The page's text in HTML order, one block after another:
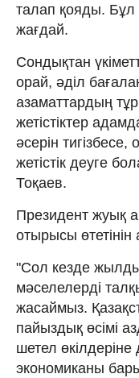
талап қояды.
жағдай.
Сондықтан
орай, әділ
азаматтардың
жетістіктер
әсерін тигізбесе,
жетістік деуге
Тоқаев.
Президент жуық
отырысы өтетінін
"Сол кезде жылды
мәселелерді
жасаймыз.
пайыздық өсімі
шетел
экономиканы